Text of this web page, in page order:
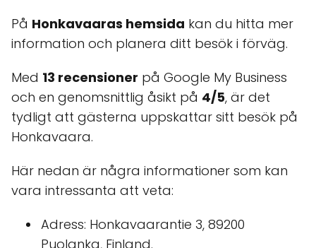
På Honkavaaras hemsida kan du hitta mer
information och planera ditt besök i förväg.
Med 13 recensioner på Google My Business
och en genomsnittlig åsikt på 4/5, är det
tydligt att gästerna uppskattar sitt besök på
Honkavaara.
Här nedan är några informationer som kan
vara intressanta att veta:
Adress: Honkavaarantie 3, 89200
Puolanka, Finland.